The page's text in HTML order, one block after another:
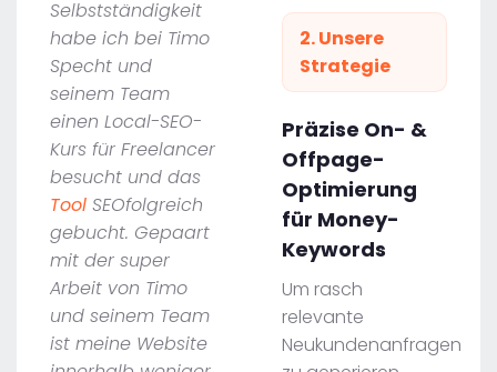
Selbstständigkeit
habe ich bei Timo
Specht und
seinem Team
einen Local-SEO-
Kurs für Freelancer
besucht und das
Tool SEOfolgreich
gebucht. Gepaart
mit der super
Arbeit von Timo
und seinem Team
ist meine Website
2. Unsere
Strategie
Präzise On- &
Offpage-
Optimierung
für Money-
Keywords
Um rasch
relevante
Neukundenanfragen